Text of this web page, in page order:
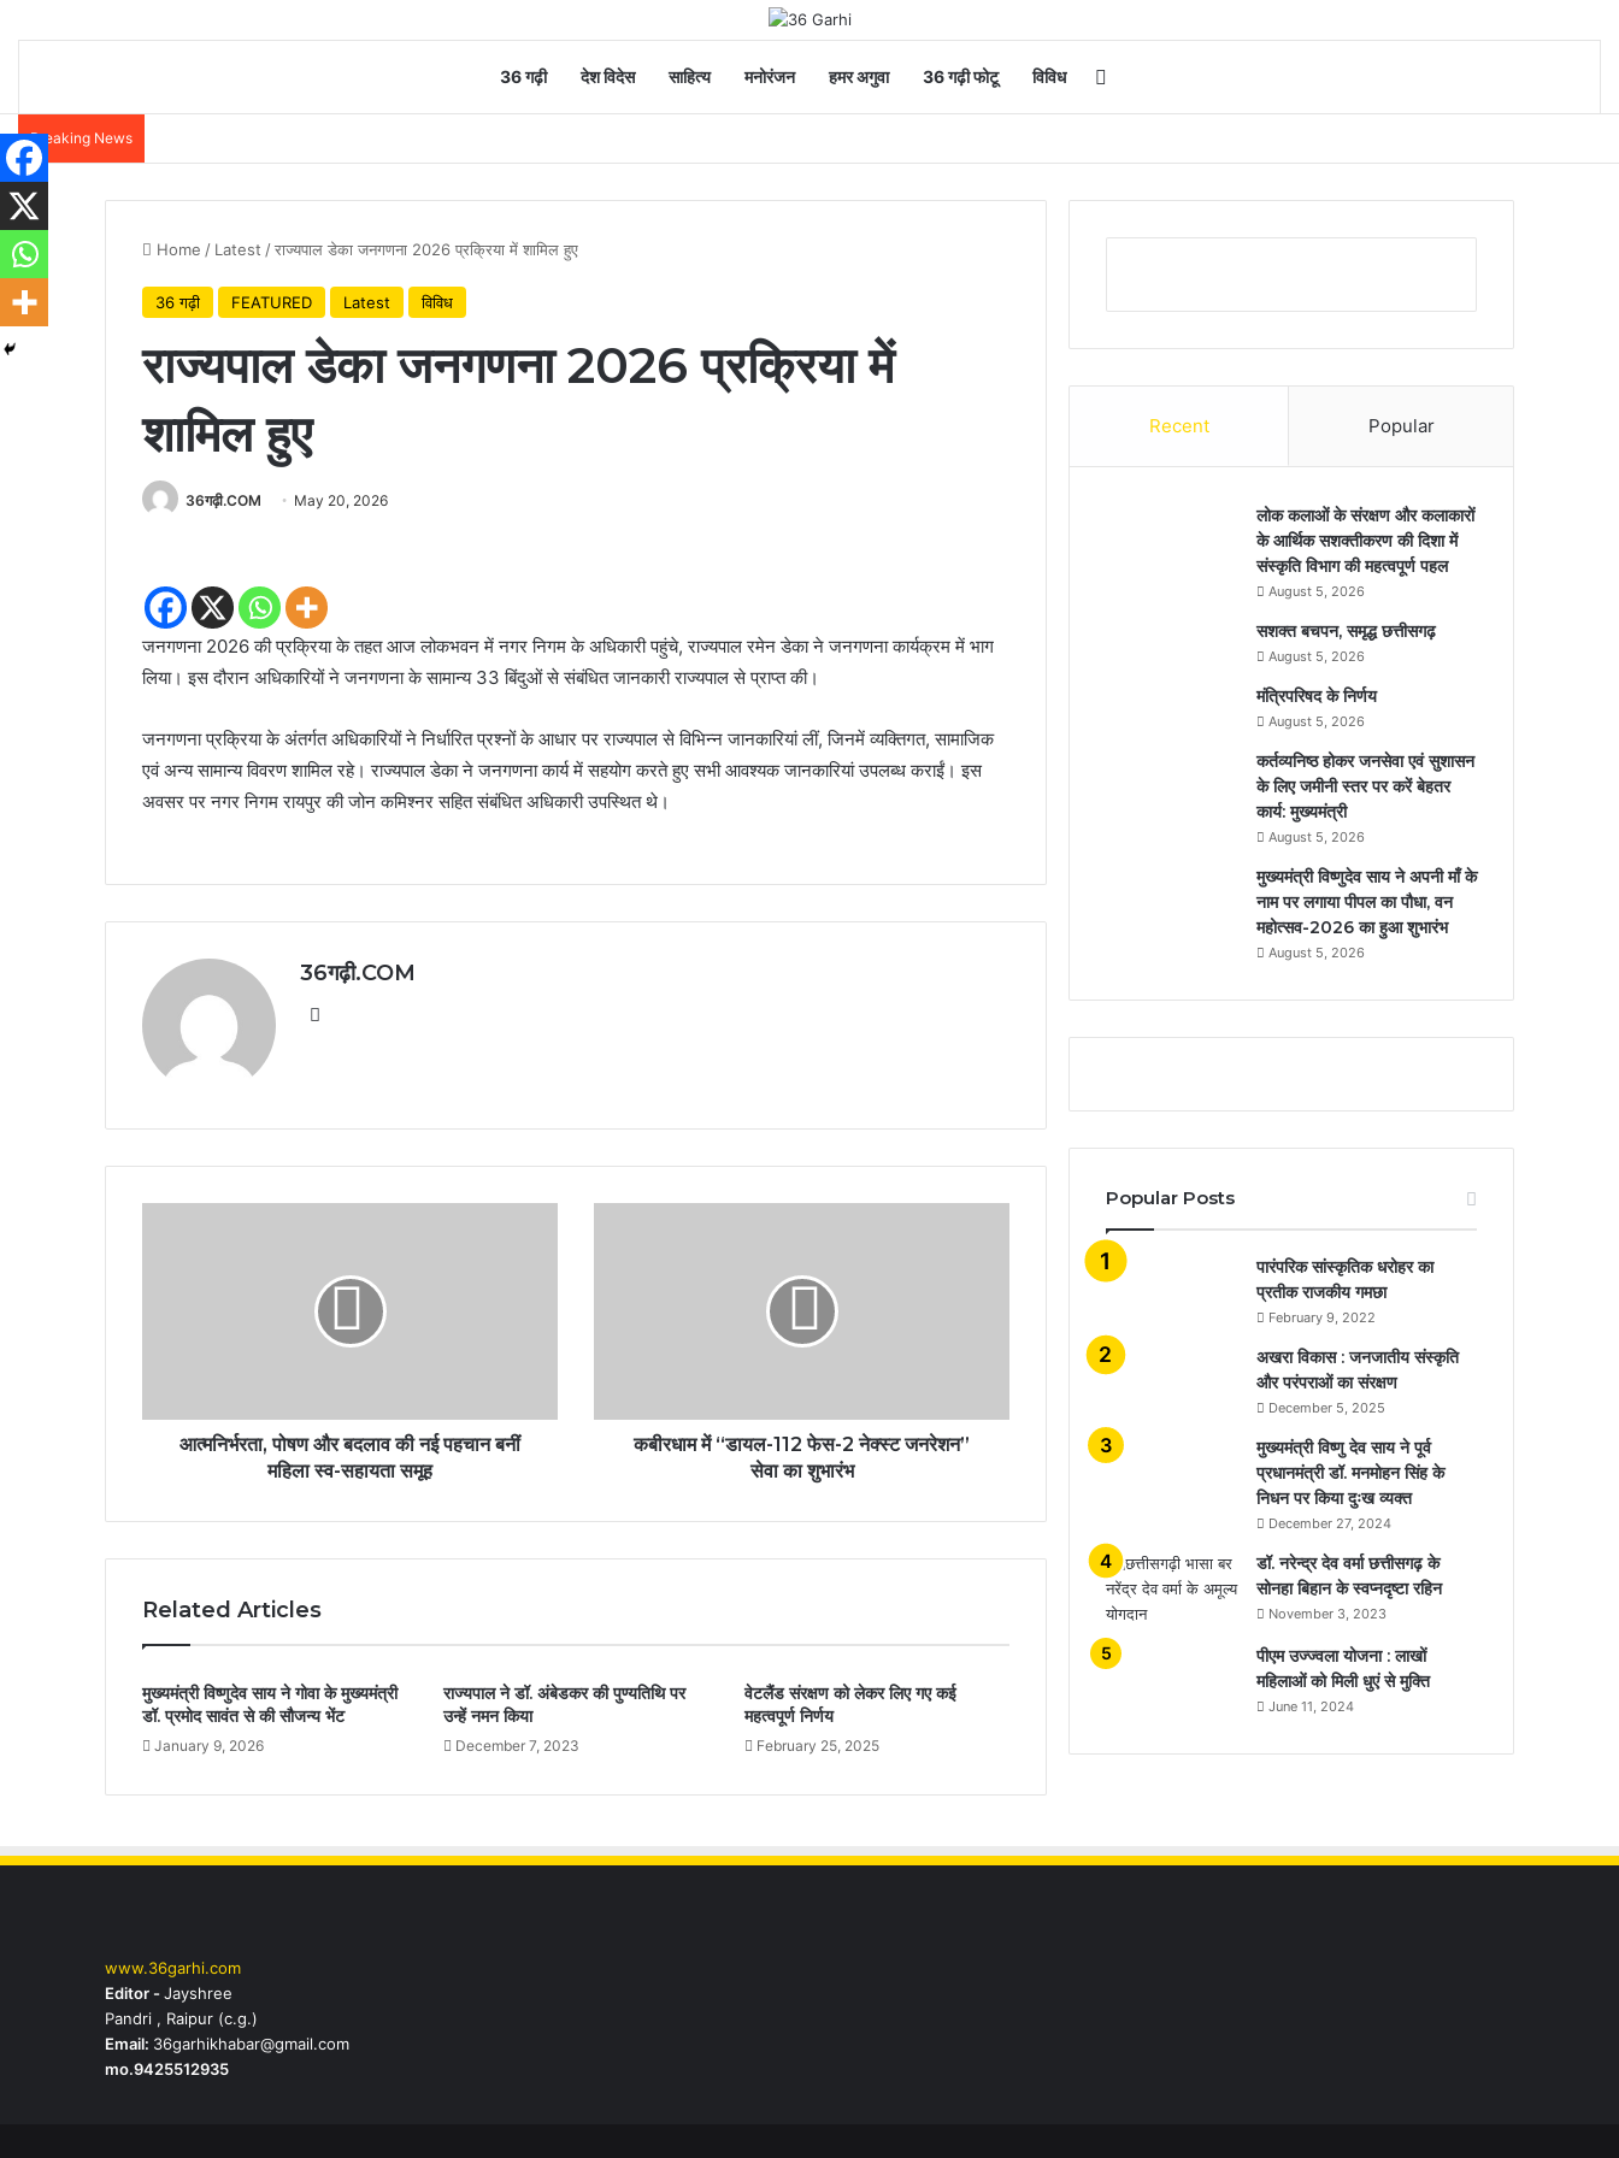
36 गढ़ी देश विदेस साहित्य मनोरंजन हमर अगुवा 36 गढ़ी फोटू विविध
Breaking News
Home / Latest /राज्यपाल डेका जनगणना 2026 प्रक्रिया में शामिल हुए
36 गढ़ी FEATURED Latest विविध
राज्यपाल डेका जनगणना 2026 प्रक्रिया में
शामिल हुए
36गढ़ी.COM May 20, 2026
जनगणना 2026 की प्रक्रिया के तहत आज लोकभवन में नगर निगम के अधिकारी पहुंचे, राज्यपाल रमेन डेका ने जनगणना कार्यक्रम में भाग
लिया। इस दौरान अधिकारियों ने जनगणना के सामान्य 33 बिंदुओं से संबंधित जानकारी राज्यपाल से प्राप्त की।
जनगणना प्रक्रिया के अंतर्गत अधिकारियों ने निर्धारित प्रश्नों के आधार पर राज्यपाल से विभिन्न जानकारियां लीं, जिनमें व्यक्तिगत, सामाजिक
एवं अन्य सामान्य विवरण शामिल रहे। राज्यपाल डेका ने जनगणना कार्य में सहयोग करते हुए सभी आवश्यक जानकारियां उपलब्ध कराईं। इस
अवसर पर नगर निगम रायपुर की जोन कमिश्नर सहित संबंधित अधिकारी उपस्थित थे।
36गढ़ी.COM
आत्मनिर्भरता, पोषण और बदलाव की नई पहचान बनीं
महिला स्व-सहायता समूह
कबीरधाम में “डायल-112 फेस-2 नेक्स्ट जनरेशन”
सेवा का शुभारंभ
Related Articles
मुख्यमंत्री विष्णुदेव साय ने गोवा के मुख्यमंत्री
डॉ. प्रमोद सावंत से की सौजन्य भेंट
January 9, 2026
राज्यपाल ने डॉ. अंबेडकर की पुण्यतिथि पर
उन्हें नमन किया
December 7, 2023
वेटलैंड संरक्षण को लेकर लिए गए कई
महत्वपूर्ण निर्णय
February 25, 2025
Recent Popular
लोक कलाओं के संरक्षण और कलाकारों
के आर्थिक सशक्तीकरण की दिशा में
संस्कृति विभाग की महत्वपूर्ण पहल
August 5, 2026
सशक्त बचपन, समृद्ध छत्तीसगढ़
August 5, 2026
मंत्रिपरिषद के निर्णय
August 5, 2026
कर्तव्यनिष्ठ होकर जनसेवा एवं सुशासन
के लिए जमीनी स्तर पर करें बेहतर
कार्य: मुख्यमंत्री
August 5, 2026
मुख्यमंत्री विष्णुदेव साय ने अपनी माँ के
नाम पर लगाया पीपल का पौधा, वन
महोत्सव-2026 का हुआ शुभारंभ
August 5, 2026
Popular Posts
​​​​​​​पारंपरिक सांस्कृतिक धरोहर का
प्रतीक राजकीय गमछा
February 9, 2022
अखरा विकास : जनजातीय संस्कृति
और परंपराओं का संरक्षण
December 5, 2025
मुख्यमंत्री विष्णु देव साय ने पूर्व
प्रधानमंत्री डॉ. मनमोहन सिंह के
निधन पर किया दुःख व्यक्त
December 27, 2024
डॉ. नरेन्द्र देव वर्मा छत्तीसगढ़ के
सोनहा बिहान के स्वप्नदृष्टा रहिन
November 3, 2023
पीएम उज्ज्वला योजना : लाखों
महिलाओं को मिली धुएं से मुक्ति
June 11, 2024
www.36garhi.com
Editor -Jayshree
Pandri , Raipur (c.g.)
Email: 36garhikhabar@gmail.com
mo.9425512935